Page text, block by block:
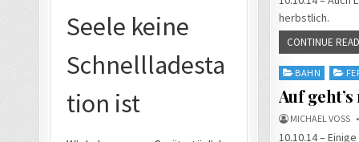
herbstlich.
CONTINUE
Posted
in
BAHN
Auf
MICHAEL VOSS
10.10.14 –